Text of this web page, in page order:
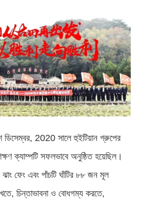
2020 সালে হুইটিয়ান গ্রুপের
ক্যাম্পটি সফলভাবে অনুষ্ঠিত হয়েছিল।
ঝাং ফেং এবং পাঁচটি ঘাঁটির ৮৮ জন মূল
চিন্তাভাবনা ও বোধগম্য করতে,